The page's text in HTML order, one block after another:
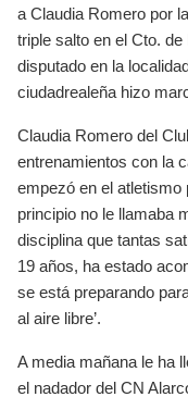
a Claudia Romero por
triple salto en el Cto.
disputado en la
ciudadrealeña hizo
Claudia Romero del
entrenamientos con la
empezó en el atletismo
principio no le llamaba
disciplina que tantas
19 años, ha estado
se está preparando
al aire libre’.
A media mañana le ha
el nadador del CN